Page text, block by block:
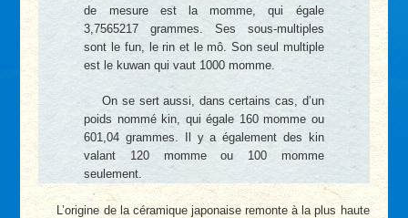
de mesure est la momme, qui égale
3,7565217 grammes. Ses sous-multiples
sont le fun, le rin et le mô. Son seul multiple
est le kuwan qui vaut 1000 momme.
On se sert aussi, dans certains cas, d’un
poids nommé kin, qui égale 160 momme ou
601,04 grammes. Il y a également des kin
valant 120 momme ou 100 momme
seulement.
L’origine de la céramique japonaise remonte à la plus haute